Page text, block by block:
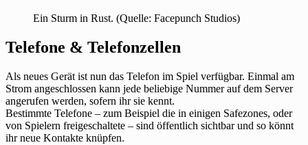
Ein Sturm in Rust. (Quelle: Facepunch Studios)
Telefone & Telefonzellen
Als neues Gerät ist nun das Telefon im Spiel verfügbar. Einmal am
Strom angeschlossen kann jede beliebige Nummer auf dem Server
angerufen werden, sofern ihr sie kennt.
Bestimmte Telefone – zum Beispiel die in einigen Safezones, oder
von Spielern freigeschaltete – sind öffentlich sichtbar und so könnt
ihr neue Kontakte knüpfen.